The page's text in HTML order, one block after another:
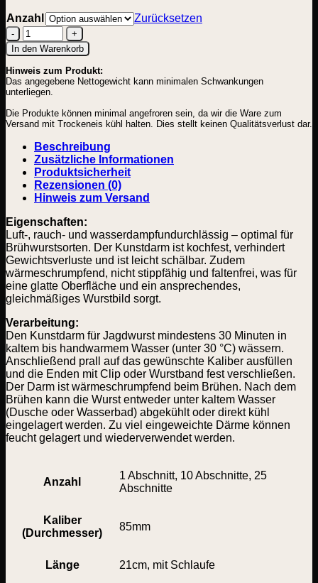
Anzahl Zurücksetzen
Lyoner
58/21
Menge
In den Warenkorb
Hinweis zum Produkt:
Das angegebene Nettogewicht kann minimalen Schwankungen
unterliegen.
Die Produkte können minimal angefroren sein, da wir die Ware zum
Versand mit Trockeneis kühl halten. Dies stellt keinen Qualitätsverlust dar.
Beschreibung
Zusätzliche Informationen
Produktsicherheit
Rezensionen (0)
Hinweis zum Versand
Eigenschaften:
Luft-, rauch- und wasserdampfundurchlässig – optimal für
Brühwurstsorten. Der Kunstdarm ist kochfest, verhindert
Gewichtsverluste und ist leicht schälbar. Zudem
wärmeschrumpfend, nicht stippfähig und faltenfrei, was für
eine glatte Oberfläche und ein ansprechendes,
gleichmäßiges Wurstbild sorgt.
Verarbeitung:
Den Kunstdarm für Jagdwurst mindestens 30 Minuten in
kaltem bis handwarmem Wasser (unter 30 °C) wässern.
Anschließend prall auf das gewünschte Kaliber ausfüllen
und die Enden mit Clip oder Wurstband fest verschließen.
Der Darm ist wärmeschrumpfend beim Brühen. Nach dem
Brühen kann die Wurst entweder unter kaltem Wasser
(Dusche oder Wasserbad) abgekühlt oder direkt kühl
eingelagert werden. Zu viel eingeweichte Därme können
feucht gelagert und wiederverwendet werden.
Anzahl
1 Abschnitt, 10 Abschnitte, 25
Abschnitte
Kaliber
(Durchmesser)
85mm
Länge 21cm, mit Schlaufe